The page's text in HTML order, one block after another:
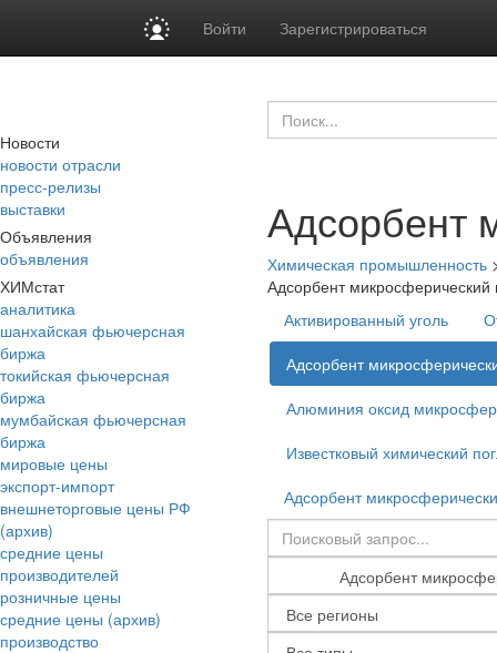
Войти Зарегистрироваться
Новости
новости отрасли
пресс-релизы
выставки
Объявления
объявления
ХИМстат
аналитика
шанхайская фьючерсная
биржа
токийская фьючерсная
биржа
мумбайская фьючерсная
биржа
мировые цены
экспорт-импорт
внешнеторговые цены РФ
(архив)
средние цены
производителей
розничные цены
средние цены (архив)
производство
Адсорбент
Химическая промышленность
Адсорбент
Активированный уголь
Адсорбент
Алюминия оксид
Известковый химический
Адсорбент